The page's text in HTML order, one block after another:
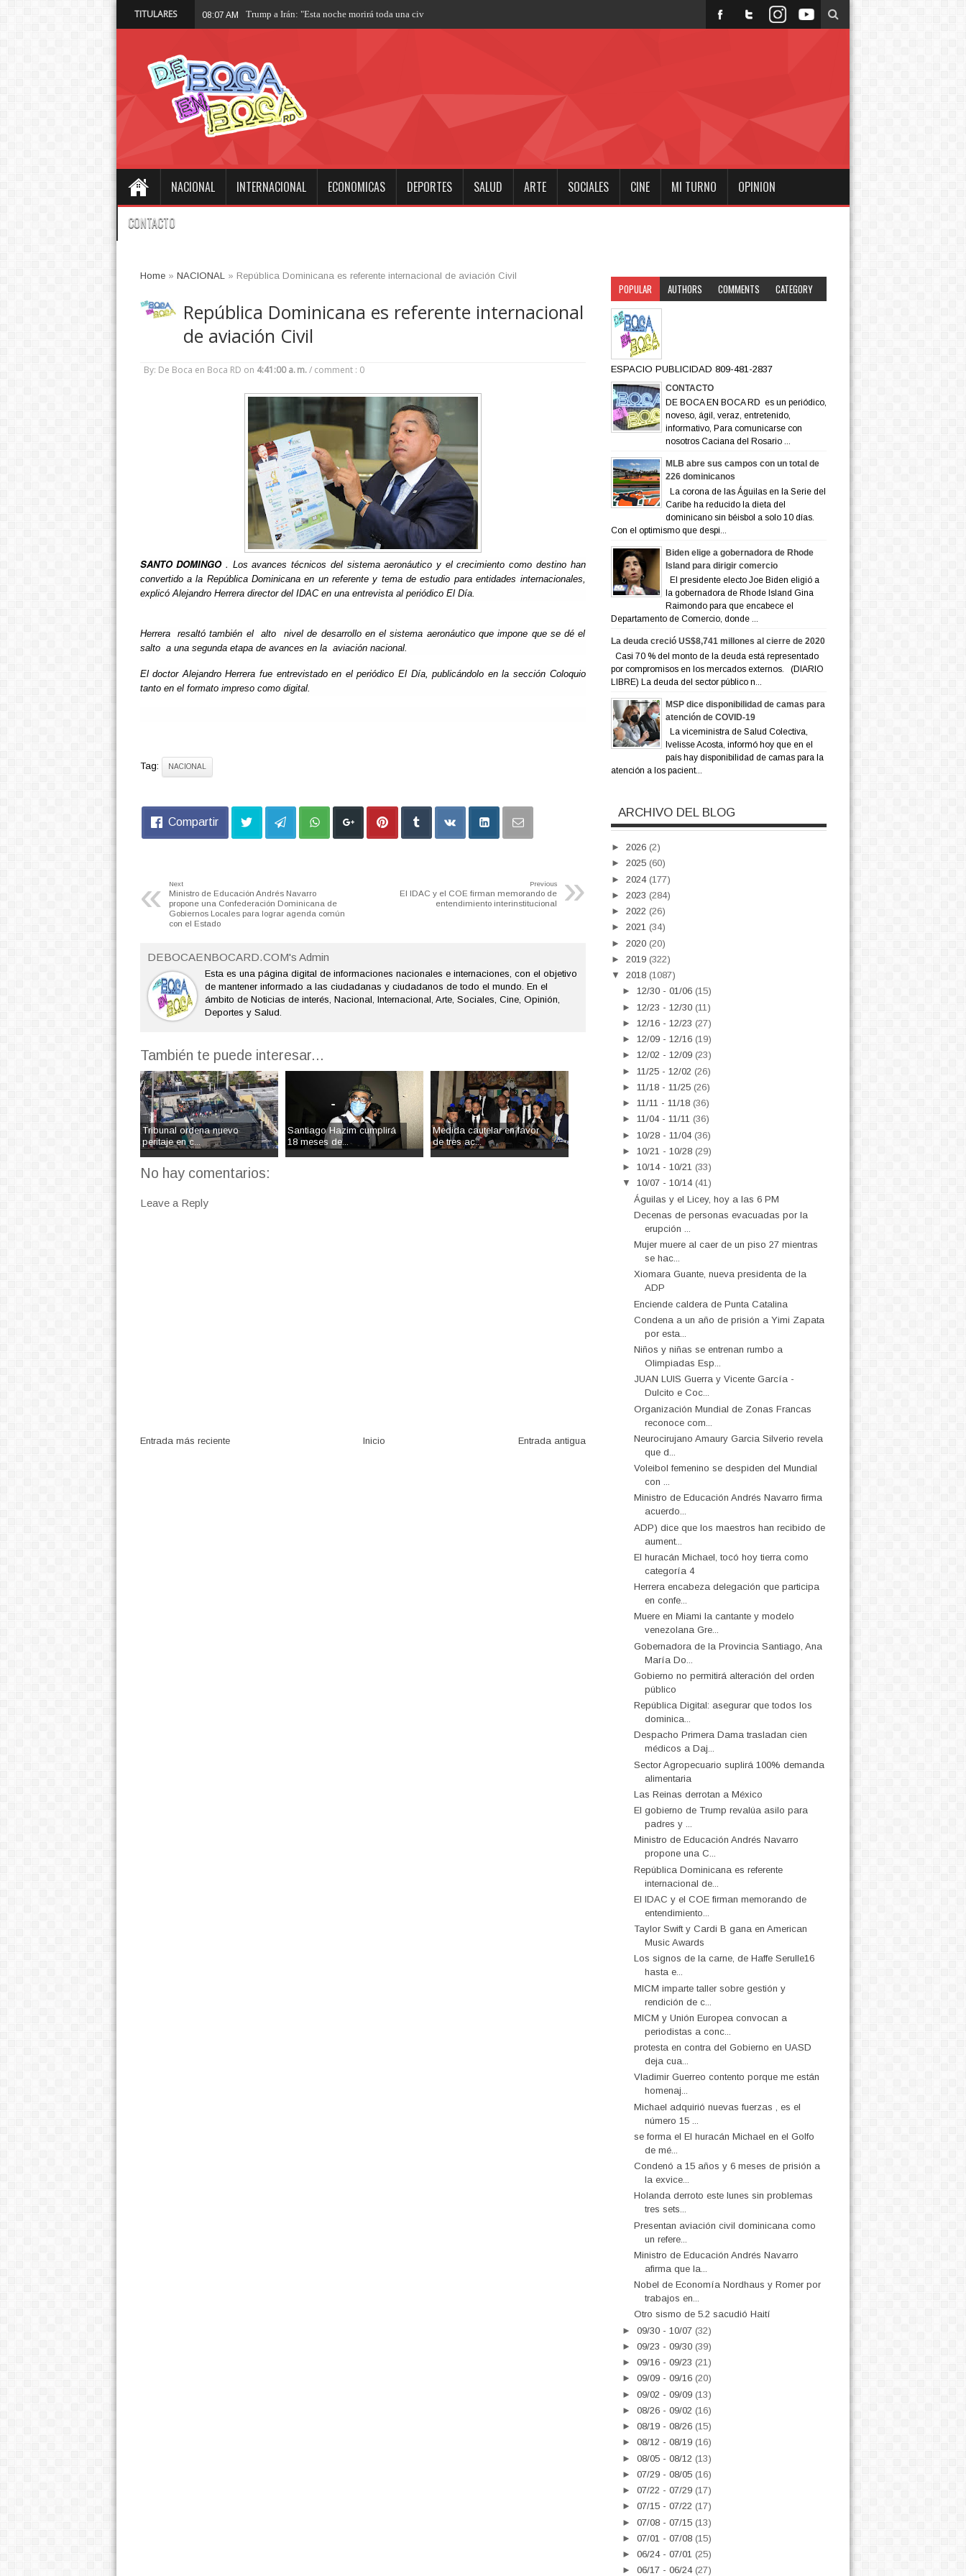
TITULARES 08:07 AM Trump a Irán: "Esta noche morirá toda una civilización, para no volver jamás"
NACIONAL INTERNACIONAL ECONOMICAS DEPORTES SALUD ARTE SOCIALES CINE MI TURNO OPINION
CONTACTO
Home» NACIONAL» República Dominicana es referente internacional de aviación Civil
República Dominicana es referente internacional
de aviación Civil
By: De Boca en Boca RD on 4:41:00 a. m. / comment : 0
SANTO DOMINGO. Los avances técnicos del sistema aeronáutico y el crecimiento como destino han
convertido a la República Dominicana en un referente y tema de estudio para entidades internacionales,
explicó Alejandro Herrera director del IDAC en una entrevista al periódico El Día.
Herrera resaltó también el alto nivel de desarrollo en el sistema aeronáutico que impone que se dé el
salto a una segunda etapa de avances en la aviación nacional.
El doctor Alejandro Herrera fue entrevistado en el periódico El Día, publicándolo en la sección Coloquio
tanto en el formato impreso como digital.
Tag: NACIONAL
Compartir
« Next
Ministro de Educación Andrés Navarro
propone una Confederación Dominicana de
Gobiernos Locales para lograr agenda común
con el Estado
»
Previous
El IDAC y el COE firman memorando de
entendimiento interinstitucional
DEBOCAENBOCARD.COM's Admin
Esta es una página digital de informaciones nacionales e internaciones, con el objetivo
de mantener informado a las ciudadanas y ciudadanos de todo el mundo. En el
ámbito de Noticias de interés, Nacional, Internacional, Arte, Sociales, Cine, Opinión,
Deportes y Salud.
También te puede interesar...
Tribunal ordena nuevo
peritaje en c...
Santiago Hazim cumplirá
18 meses de...
Medida cautelar en favor
de tres ac...
No hay comentarios:
Leave a Reply
Entrada más reciente Entrada antigua
Inicio
POPULAR AUTHORS COMMENTS CATEGORY
ESPACIO PUBLICIDAD 809-481-2837
CONTACTO
DE BOCA EN BOCA RD es un periódico,
noveso, ágil, veraz, entretenido,
informativo, Para comunicarse con
nosotros Caciana del Rosario ...
MLB abre sus campos con un total de
226 dominicanos
La corona de las Águilas en la Serie del
Caribe ha reducido la dieta del
dominicano sin béisbol a solo 10 días.
Con el optimismo que despi...
Biden elige a gobernadora de Rhode
Island para dirigir comercio
El presidente electo Joe Biden eligió a
la gobernadora de Rhode Island Gina
Raimondo para que encabece el
Departamento de Comercio, donde ...
La deuda creció US$8,741 millones al cierre de 2020
Casi 70 % del monto de la deuda está representado
por compromisos en los mercados externos. (DIARIO
LIBRE) La deuda del sector público n...
MSP dice disponibilidad de camas para
atención de COVID-19
La viceministra de Salud Colectiva,
Ivelisse Acosta, informó hoy que en el
país hay disponibilidad de camas para la
atención a los pacient...
ARCHIVO DEL BLOG
► 2026 (2)
► 2025 (60)
► 2024 (177)
► 2023 (284)
► 2022 (26)
► 2021 (34)
► 2020 (20)
► 2019 (322)
▼ 2018 (1087)
►12/30 - 01/06 (15)
► 12/23 - 12/30 (11)
► 12/16 - 12/23 (27)
►12/09 - 12/16 (19)
►12/02 - 12/09 (23)
► 11/25 - 12/02 (26)
► 11/18 - 11/25 (26)
►11/11 - 11/18 (36)
►11/04 - 11/11 (36)
► 10/28 - 11/04 (36)
► 10/21 - 10/28 (29)
►10/14 - 10/21 (33)
▼10/07 - 10/14 (41)
Águilas y el Licey, hoy a las 6 PM
Decenas de personas evacuadas por la
erupción ...
Mujer muere al caer de un piso 27 mientras
se hac...
Xiomara Guante, nueva presidenta de la
ADP
Enciende caldera de Punta Catalina
Condena a un año de prisión a Yimi Zapata
por esta...
Niños y niñas se entrenan rumbo a
Olimpiadas Esp...
JUAN LUIS Guerra y Vicente García -
Dulcito e Coc...
Organización Mundial de Zonas Francas
reconoce com...
Neurocirujano Amaury Garcia Silverio revela
que d...
Voleibol femenino se despiden del Mundial
con ...
Ministro de Educación Andrés Navarro firma
acuerdo...
ADP) dice que los maestros han recibido de
aument...
El huracán Michael, tocó hoy tierra como
categoría 4
Herrera encabeza delegación que participa
en confe...
Muere en Miami la cantante y modelo
venezolana Gre...
Gobernadora de la Provincia Santiago, Ana
María Do...
Gobierno no permitirá alteración del orden
público
República Digital: asegurar que todos los
dominica...
Despacho Primera Dama trasladan cien
médicos a Daj...
Sector Agropecuario suplirá 100% demanda
alimentaria
Las Reinas derrotan a México
El gobierno de Trump revalúa asilo para
padres y ...
Ministro de Educación Andrés Navarro
propone una C...
República Dominicana es referente
internacional de...
El IDAC y el COE firman memorando de
entendimiento...
Taylor Swift y Cardi B gana en American
Music Awards
Los signos de la carne, de Haffe Serulle16
hasta e...
MICM imparte taller sobre gestión y
rendición de c...
MICM y Unión Europea convocan a
periodistas a conc...
protesta en contra del Gobierno en UASD
deja cua...
Vladimir Guerreo contento porque me están
homenaj...
Michael adquirió nuevas fuerzas , es el
número 15 ...
se forma el El huracán Michael en el Golfo
de mé...
Condenó a 15 años y 6 meses de prisión a
la exvice...
Holanda derroto este lunes sin problemas
tres sets...
Presentan aviación civil dominicana como
un refere...
Ministro de Educación Andrés Navarro
afirma que la...
Nobel de Economía Nordhaus y Romer por
trabajos en...
Otro sismo de 5.2 sacudió Haití
►09/30 - 10/07 (32)
►09/23 - 09/30 (39)
►09/16 - 09/23 (21)
►09/09 - 09/16 (20)
►09/02 - 09/09 (13)
►08/26 - 09/02 (16)
►08/19 - 08/26 (15)
►08/12 - 08/19 (16)
►08/05 - 08/12 (13)
►07/29 - 08/05 (16)
►07/22 - 07/29 (17)
►07/15 - 07/22 (17)
►07/08 - 07/15 (13)
►07/01 - 07/08 (15)
►06/24 - 07/01 (25)
►06/17 - 06/24 (27)